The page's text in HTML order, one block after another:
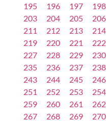
195
196 197 198
203
204 205 206
211
212 213 214
219
220 221 222
227
228 229 230
235
236 237 238
243
244 245 246
251
252 253 254
259
260 261 262
267
268 269 270